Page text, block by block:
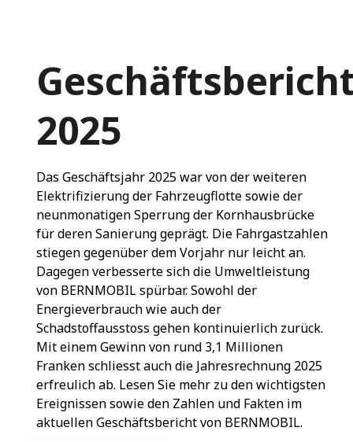
2025
Das Geschäftsjahr 2025 war von der weiteren
Elektrifizierung der Fahrzeugflotte sowie der
neunmonatigen Sperrung der Kornhausbrücke
für deren Sanierung geprägt. Die Fahrgastzahlen
stiegen gegenüber dem Vorjahr nur leicht an.
Dagegen verbesserte sich die Umweltleistung
von BERNMOBIL spürbar. Sowohl der
Energieverbrauch wie auch der
Schadstoffausstoss gehen kontinuierlich zurück.
Mit einem Gewinn von rund 3,1 Millionen
Franken schliesst auch die Jahresrechnung 2025
erfreulich ab. Lesen Sie mehr zu den wichtigsten
Ereignissen sowie den Zahlen und Fakten im
aktuellen Geschäftsbericht von BERNMOBIL.